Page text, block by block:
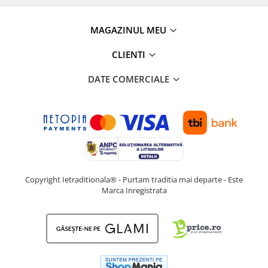
MAGAZINUL MEU
CLIENTI
DATE COMERCIALE
Copyright Ietraditionala® - Purtam traditia mai departe - Este
Marca Inregistrata